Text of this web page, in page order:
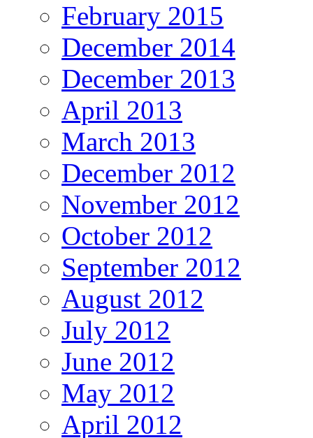
February 2015
December 2014
December 2013
April 2013
March 2013
December 2012
November 2012
October 2012
September 2012
August 2012
July 2012
June 2012
May 2012
April 2012